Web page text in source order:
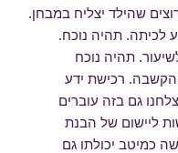
שהילד יצליח במבחן.
לכיתה. תהיה נוכח.
תהיה נוכח
הקשבה. רכישת ידע
גם בזה עוברים
ליישום של הבנת
כמיטב יכולתו גם